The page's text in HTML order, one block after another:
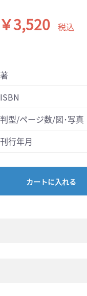
￥3,520 税込
著
ISBN
判型/ページ数/図･写真
刊行年月
カートに入れる